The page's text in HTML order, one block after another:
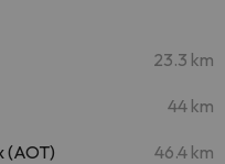
23.3 km
44 km
(AOT) 46.4 km